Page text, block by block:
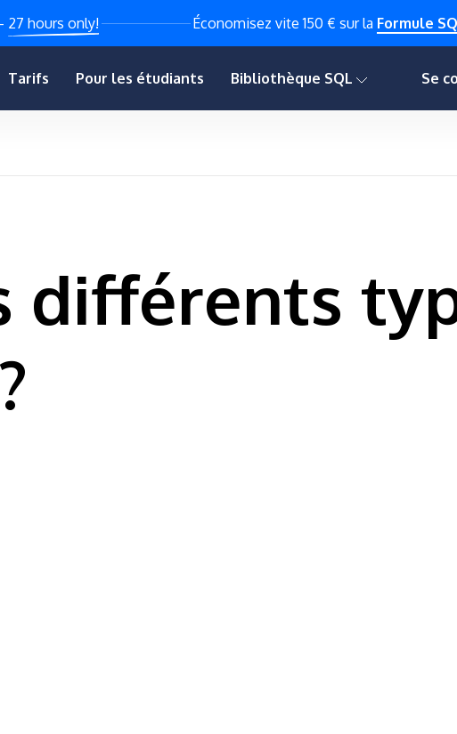
27 hours only! Économisez vite 150 € sur la Formule
Tarifs Pour les étudiants Bibliothèque SQL Se
différents